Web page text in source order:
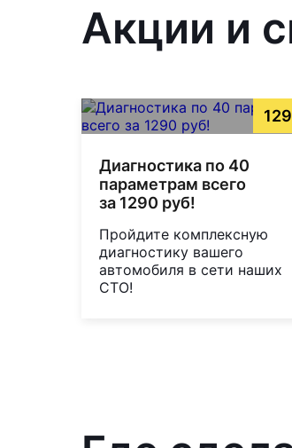
Акции и
Диагностика по 40
параметрам всего
за 1290 руб!
Пройдите комплексную
диагностику вашего
автомобиля в сети наших
СТО!